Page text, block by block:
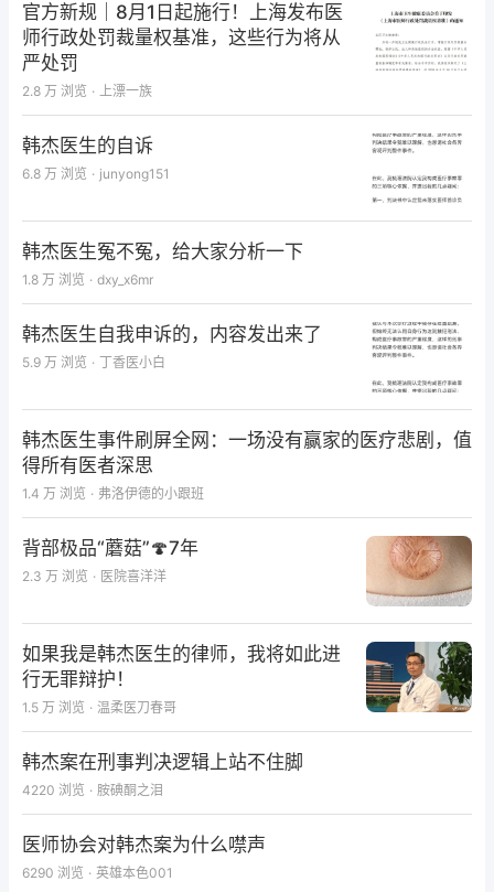
经系统会限制扫视幅度在45°左右。检查者手放置的位
置也会产生影响，有研究表明手放置于颅顶测量的
VOR增益要比手放置在颞部测量值更高。
3. 头动速度：检查时需要在患者不可预知的情况下，
保证一个相对快速的头动。头动的速度直接影响了最终
获得的数据结果有效性，VOR 增益随头动速度增加而
递减，过高速度的头动会导致不必要的干扰产生，但如
果头动速度过慢，医生也许会漏掉可能的前庭损伤，一
般建议头动峰值速度>150°/s。与水平半规管检查相
在特定平面内，很难达到水平半规管那样的最大头动速
度，且颈部活动受限制的患者结果也可能受到影响。此
别，左利手与右利手对水平半规管的检测结果也会有影
响。
4. 其他因素：检查过程中也需要重视患者注意力、配
合程度、颈椎活动范围等因素。
临床意义：
人体前庭系统是一个低频惯性系统。日常活动范围的运
动频率在0.5—6Hz。当运动频率在2Hz以下时前庭
觉、视觉和本体觉感受器的输入都参与眼球运动和身体
姿态平衡的调控，并且两侧对应的耦联半规管在接受刺
激时存在“推-拉”效应，同时在脑干中的速度储存机制
也发生作用。当运动频率在2Hz以上时，视觉和本体觉
感受器产生的视眼动反射和颈眼动反射以及脑干的中枢
官方新规｜8月1日起施行！上海发布医
师行政处罚裁量权基准，这些行为将从
严处罚
2.8 万 浏览 · 上漂一族
韩杰医生的自诉
6.8 万 浏览 · junyong151
韩杰医生冤不冤，给大家分析一下
1.8 万 浏览 · dxy_x6mr
韩杰医生自我申诉的，内容发出来了
5.9 万 浏览 · 丁香医小白
韩杰医生事件刷屏全网：一场没有赢家的医疗悲剧，值
得所有医者深思
1.4 万 浏览 · 弗洛伊德的小跟班
背部极品“蘑菇”🍄7年
2.3 万 浏览 · 医院喜洋洋
如果我是韩杰医生的律师，我将如此进
行无罪辩护！
1.5 万 浏览 · 温柔医刀春哥
韩杰案在刑事判决逻辑上站不住脚
4220 浏览 · 胺碘酮之泪
医师协会对韩杰案为什么噤声
6290 浏览 · 英雄本色001